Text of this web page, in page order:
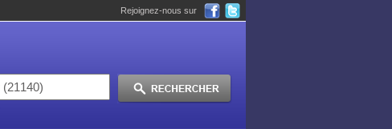
Rejoignez-nous sur